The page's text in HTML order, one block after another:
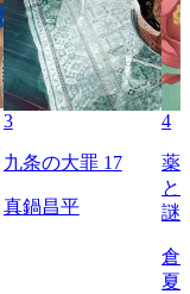
3
九条の大罪 17
真鍋昌平
4
薬
と
謎
倉
夏